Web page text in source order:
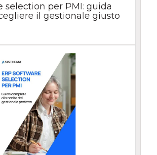
selection per PMI: guida
il gestionale giusto